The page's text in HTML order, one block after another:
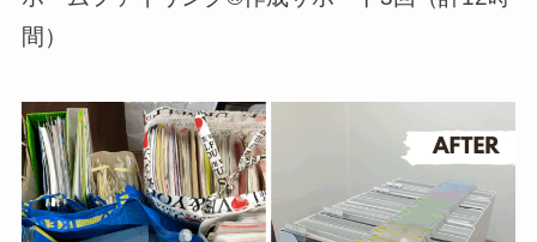
間）